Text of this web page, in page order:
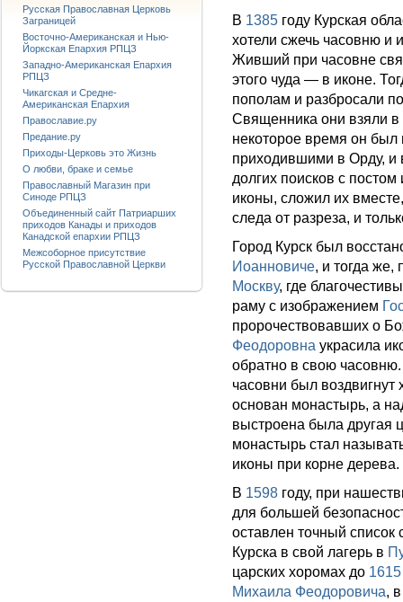
В 1385 году Курская
хотели сжечь часовню и
Живший при часовне
этого чуда — в иконе.
пополам и разбросали
Священника они взяли
некоторое время он был
приходившими в Орду, и
долгих поисков с
иконы, сложил их
следа от разреза, и
Город Курск был
Иоанновиче, и тогда же,
Москву, где
раму с изображением
пророчествовавших о
Феодоровна украсила
обратно в свою
часовни был
основан монастырь, а
выстроена была другая
монастырь стал
иконы при корне дерева.
В 1598 году, при
для большей
оставлен точный список
Курска в свой лагерь в
царских хоромах до 1615
Михаила Феодоровича,
Русская Православная Церковь
Заграницей
Восточно-Американская и Нью-
Йоркская Епархия РПЦЗ
Западно-Американская Епархия
РПЦЗ
Чикагская и Средне-
Американская Епархия
Православие.ру
Предание.ру
Приходы-Церковь это Жизнь
О любви, браке и семье
Православный Магазин при
Синоде РПЦЗ
Объединенный сайт Патриарших
приходов Канады и приходов
Канадской епархии РПЦЗ
Межсоборное присутствие
Русской Православной Церкви